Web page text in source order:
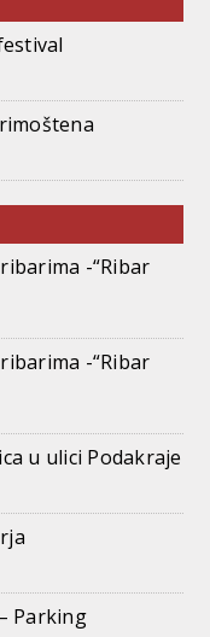
-“Ribar
-“Ribar
u ulici Podakraje
Parking